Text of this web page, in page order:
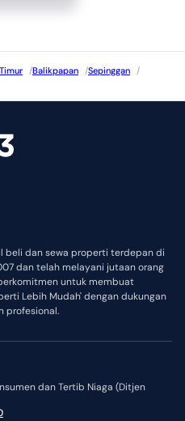
/Balikpapan /Sepinggan
/
beli dan sewa properti terdepan di
dan telah melayani jutaan orang
untuk membuat
Lebih Mudah' dengan dukungan
profesional.
dan Tertib Niaga (Ditjen